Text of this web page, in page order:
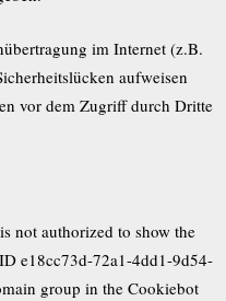
im Internet (z.B.
aufweisen
vor dem Zugriff durch Dritte
not authorized to show the
e18cc73d-72a1-4dd1-9d54-
group in the Cookiebot